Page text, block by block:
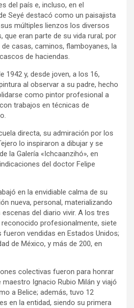
del país e, incluso, en el
Seyé destacó como un paisajista
múltiples lienzos los diversos
que eran parte de su vida rural; por
casas, caminos, flamboyanes, la
de haciendas.
1942 y, desde joven, a los 16,
al observar a su padre, hecho
como pintor profesional a
trabajos en técnicas de
directa, su admiración por los
lo inspiraron a dibujar y se
la Galería «Ichcaanzihó», en
del doctor Felipe
en la envidiable calma de su
nueva, personal, materializando
del diario vivir. A los tres
profesionalmente, siete
vendidas en Estados Unidos;
de México, y más de 200, en
colectivas fueron para honrar
Ignacio Rubio Milán y viajó
a Belice; además, tuvo 12
en la entidad, siendo su primera